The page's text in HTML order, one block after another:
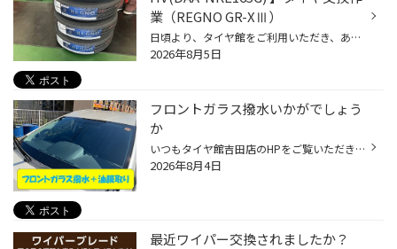
業（REGNO GR-XⅢ）
日頃より、タイヤ館をご利用いただき、ありがとうございます。 さて、当店と同じチェーン店の近隣タイヤ館店舗で作業いたしましたタイヤ交換をご紹介します。 （WEB掲載をご快諾いただきましたお客様！大変感謝しております。 いつもご愛顧いただき誠にありがとうございます！！） おクルマ：トヨタ...
2026年8月5日
フロントガラス撥水いかがでしょう
か
いつもタイヤ館吉田店のHPをご覧いただきありがとうございます！ 本日はフロントガラス撥水＋油膜取りの作業をご紹介します 現状、雨天時にとても前が見えづらいとのことです。 試しに水をかけてみると・・・ 確かに全然撥水しておらず、ペト～っとして油膜もついているようです。 まず油膜を取りま...
2026年8月4日
最近ワイパー交換されましたか？